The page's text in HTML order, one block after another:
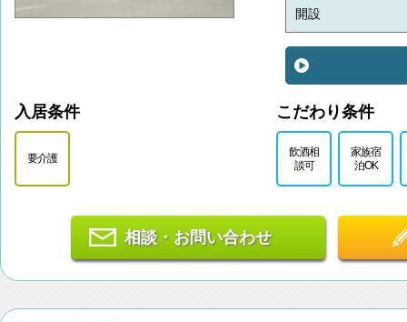
開設
入居条件
要介護
こだわり条件
飲酒相
談可
家族宿
泊OK
相談・お問い合わせ